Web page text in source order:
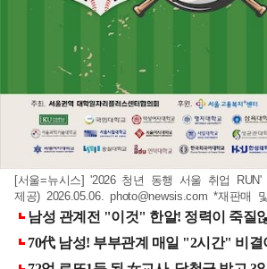
[서울=뉴시스] '2026 청년 동행 서울 취업 RUN'
제공) 2026.05.06.photo@newsis.com *재판매